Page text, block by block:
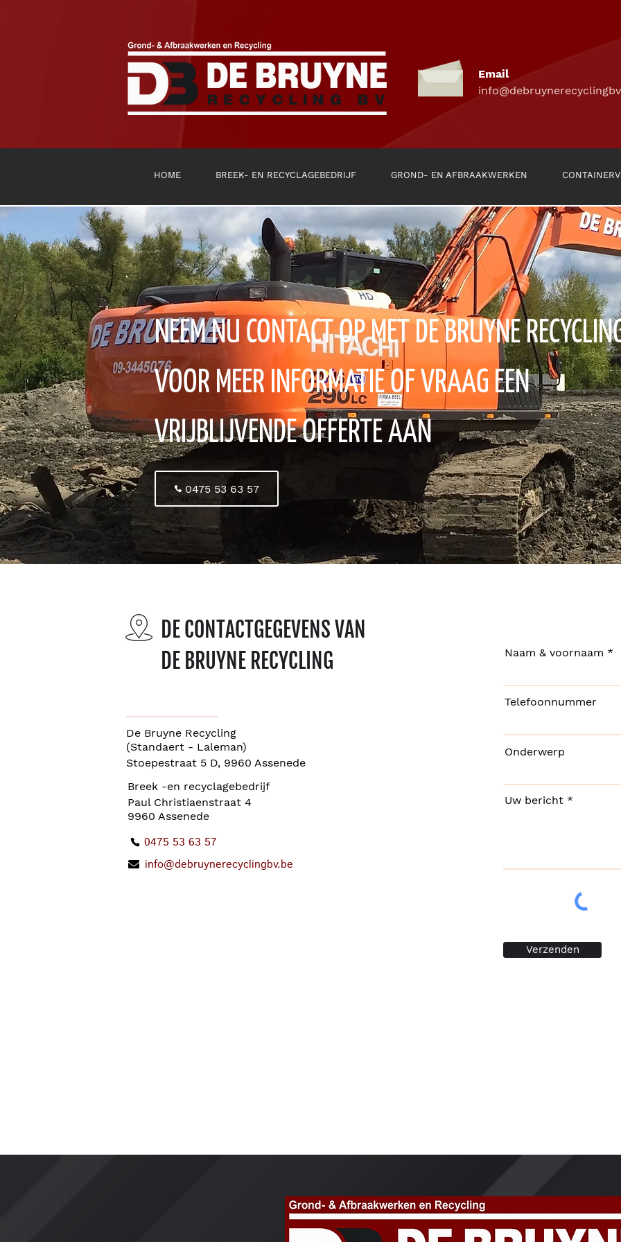
Email
HOME BREEK- EN RECYCLAGEBEDRIJF GROND- EN AFBRAAKWERKEN
NEEM NU CONTACT OP MET DE BRUYNE
VOOR MEER INFORMATIE OF VRAAG EEN
VRIJBLIJVENDE OFFERTE AAN
0475 53 63 57
DE CONTACTGEGEVENS VAN
DE BRUYNE RECYCLING
De Bruyne Recycling
(Standaert - Laleman)
Stoepestraat 5 D, 9960 Assenede
Breek -en recyclagebedrijf
Paul Christiaenstraat 4
9960 Assenede
0475 53 63 57
info@debruynerecyclingbv.be
Naam & voornaam
Telefoonnummer
Onderwerp
Uw bericht
Verzenden